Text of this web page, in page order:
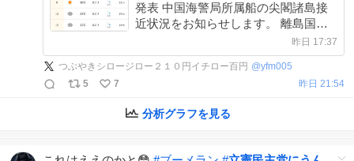
発表 中国海警局所属船の尖閣諸島接
近状況をお知らせします。 離島国境
の危機を知り領土への関心を高めまし
ょう！ #尖閣諸島問題に取り組まない
政治家を私は支持しません
昨日 17:37
つぶやきシロージロー２１０円イチロー百円 @yfm005
5
7 昨日 21:54
分析グラフを見る